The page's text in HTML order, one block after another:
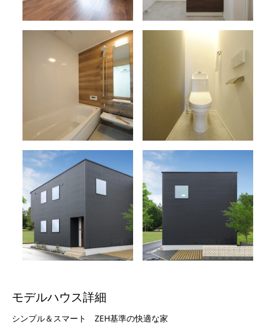
モデルハウス詳細
シンプル＆スマート ZEH基準の快適な家